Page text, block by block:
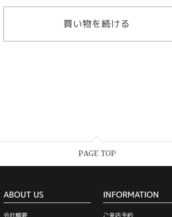
買い物を続ける
PAGE TOP
ABOUT US INFORMATION